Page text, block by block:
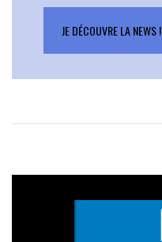
JE DÉCOUVRE LA NEWS !